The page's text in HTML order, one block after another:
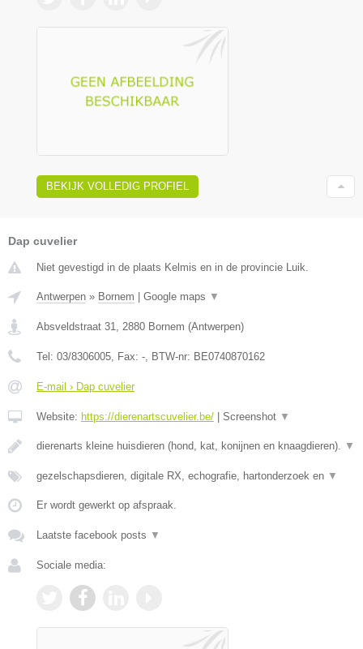
BEKIJK VOLLEDIG PROFIEL
Dap cuvelier
Niet gevestigd in de plaats Kelmis en in de provincie Luik.
Antwerpen » Bornem | Google maps ▼
Absveldstraat 31 2880 Bornem (Antwerpen)
Tel: 03/8306005 , Fax: - , BTW-nr: BE0740870162
E-mail › Dap cuvelier
Website: https://dierenartscuvelier.be/ | Screenshot ▼
dierenarts kleine huisdieren (hond, kat, konijnen en knaagdieren). ▼
gezelschapsdieren, digitale RX, echografie, hartonderzoek en ▼
Er wordt gewerkt op afspraak.
Laatste facebook posts ▼
Sociale media: